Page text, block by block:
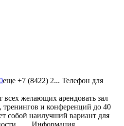
еще +7 (8422) 2... Телефон для
всех желающих арендовать зал
тренингов и конференций до 40
собой наилучший вариант для
Информация